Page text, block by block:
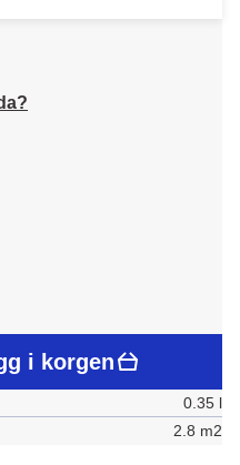
i korgen
0.35 l
2.8 m2